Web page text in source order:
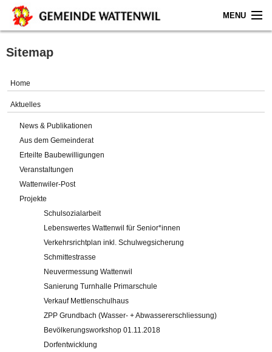
MENU
Home
Gemeinde
Verwaltung
Online-Service
Impressum
Sitemap
Home
Aktuelles
News & Publikationen
Aus dem Gemeinderat
Erteilte Baubewilligungen
Veranstaltungen
Wattenwiler-Post
Projekte
Schulsozialarbeit
Lebenswertes Wattenwil für Senior*innen
Verkehrsrichtplan inkl. Schulwegsicherung
Schmittestrasse
Neuvermessung Wattenwil
Sanierung Turnhalle Primarschule
Verkauf Mettlenschulhaus
ZPP Grundbach (Wasser- + Abwassererschliessung)
Bevölkerungsworkshop 01.11.2018
Dorfentwicklung